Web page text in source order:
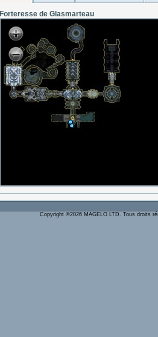
Forteresse de Glasmarteau
Copyright ©2026 MAGELO LTD. Tous droits